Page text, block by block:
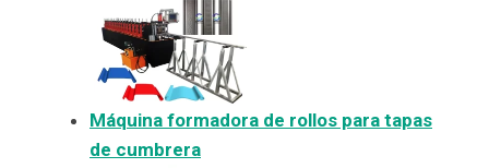
Máquina formadora de rollos para tapas
de cumbrera